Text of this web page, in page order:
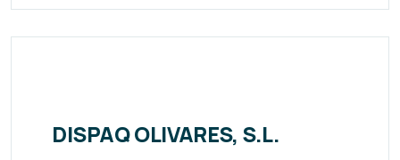
DISPAQ OLIVARES, S.L.